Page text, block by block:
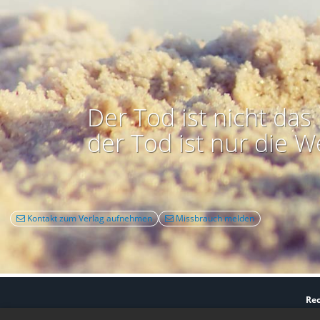
Der Tod ist nicht
der Tod ist nur die
Kontakt zum Verlag aufnehmen Missbrauch melden